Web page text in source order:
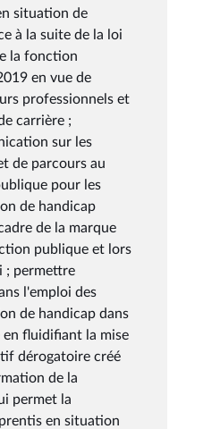
situation de
à la suite de la loi
la fonction
en vue de
professionnels et
carrière ;
sur les
de parcours au
pour les
de handicap
de la marque
publique et lors
; permettre
l'emploi des
de handicap dans
fluidifiant la mise
dérogatoire créé
de la
permet la
en situation